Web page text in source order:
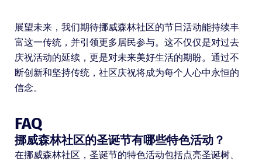
展望未来，我们期待挪威森林社区的节日活动能持续丰
富这一传统，并引领更多居民参与。这不仅仅是对过去
庆祝活动的延续，更是对未来美好生活的期盼。通过不
断创新和坚持传统，社区庆祝将成为每个人心中永恒的
信念。
FAQ
挪威森林社区的圣诞节有哪些特色活动？
在挪威森林社区，圣诞节的特色活动包括点亮圣诞树、